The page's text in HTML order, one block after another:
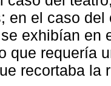
en el caso
exhibían en
que requería
recortaba la